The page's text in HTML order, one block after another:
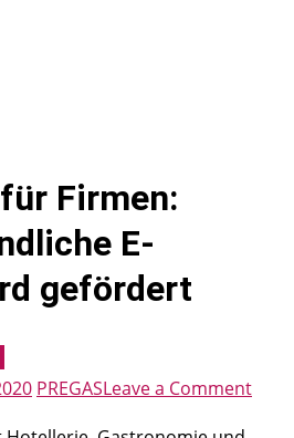
Firmen:
E-
gefördert
PREGASLeave a Commenton